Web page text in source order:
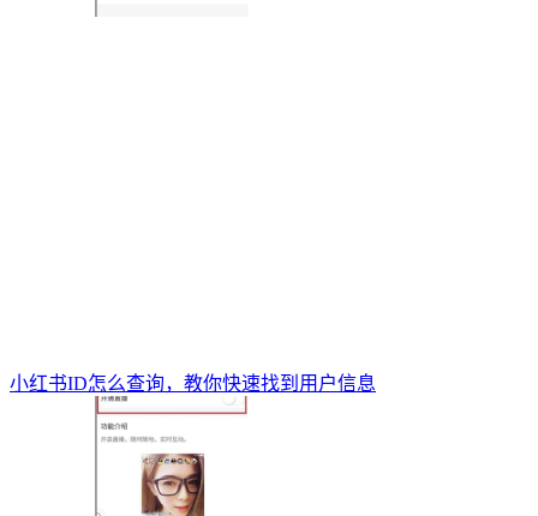
小红书ID怎么查询，教你快速找到用户信息